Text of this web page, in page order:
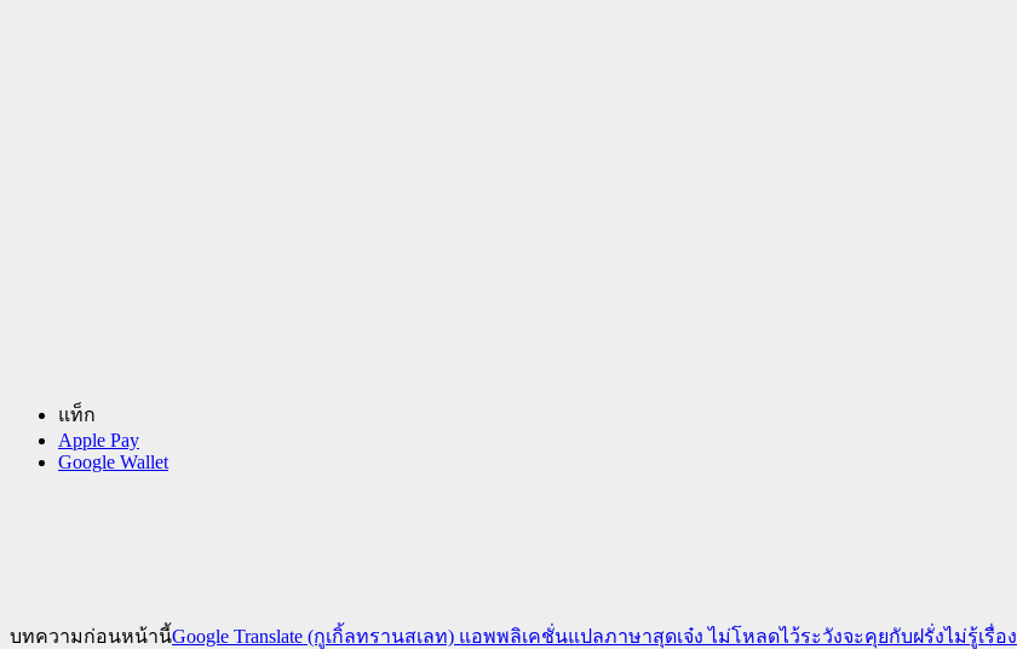
แท็ก
Apple Pay
Google Wallet
บทความก่อนหน้านี้Google Translate (กูเกิ้ลทรานสเลท) แอพพลิเคชั่นแปลภาษาสุดเจ๋ง ไม่โหลดไว้ระวังจะคุยกับฝรั่งไม่รู้เรื่อง